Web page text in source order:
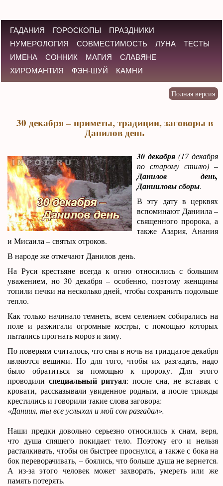
ГАДАНИЯ ГОРОСКОПЫ
ПРАЗДНИКИ
НУМЕРОЛОГИЯ
СОВМЕСТИМОСТЬ ЛУНА
ТЕСТЫ
ИМЕНА
СОННИК МАГИЯ
СЛАВЯНЕ
ХИРОМАНТИЯ
ФЭН-ШУЙ КАМНИ
30 декабря – приметы, традиции, заговоры в
Данилов день
30 декабря (17 декабря
по старому стилю) –
Данилов день,
Данииловы сборы.
В эту дату в церквях
вспоминают Даниила –
священного пророка, а
также Азария, Анания
и Мисаила – святых отроков.
В народе же отмечают Данилов день.
На Руси крестьяне всегда к огню относились с большим
уважением, но 30 декабря – особенно, поэтому женщины
топили печки на несколько дней, чтобы сохранить подольше
тепло.
Как только начинало темнеть, всем селением собирались на
поле и разжигали огромные костры, с помощью которых
пытались прогнать мороз и зиму.
По поверьям считалось, что сны в ночь на тридцатое декабря
являются вещими. Но для того, чтобы их разгадать, надо
было обратиться за помощью к пророку. Для этого
проводилиспециальный ритуал: после сна, не вставая с
кровати, рассказывали увиденное родным, а после трижды
крестились и говорили такие слова заговора:
«Даниил, ты все услыхал и мой сон разгадал».
Наши предки довольно серьезно относились к снам, веря,
что душа спящего покидает тело. Поэтому его и нельзя
расталкивать, чтобы он быстрее проснулся, а также с бока на
бок переворачивать, – боялись, что больше душа не вернется.
А из-за этого человек может захворать, умереть или же
память потерять.